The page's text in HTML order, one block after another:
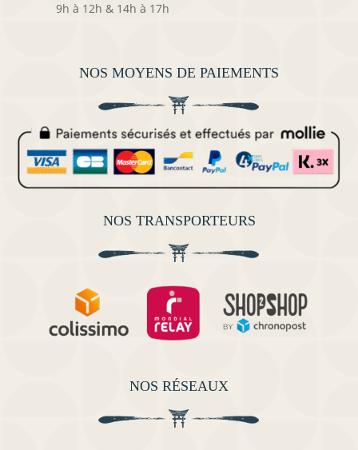
9h à 12h & 14h à 17h
NOS MOYENS DE PAIEMENTS
NOS TRANSPORTEURS
NOS RÉSEAUX